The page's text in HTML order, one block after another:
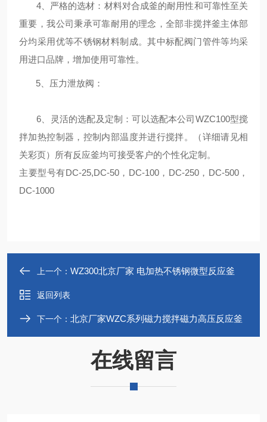
4、 严格的选材 ： 材料对合成釜的耐用性和可靠性至关
重要，我公司秉承可靠耐用的理念，全部非搅拌釜主体部
分均采用优等不锈钢材料制成。其中标配阀门管件等均采
用进口品牌，增加使用可靠性。
5、 压力泄放阀 ：
6、 灵活的选配及定制 ：可以选配本公司WZC100型搅
拌加热控制器，控制内部温度并进行搅拌。（详细请见相
关彩页）所有反应釜均可接受客户的个性化定制。
主要型号有DC-25,DC-50，DC-100，DC-250，DC-500，
DC-1000
上一个： WZ300北京厂家 电加热不锈钢微型反应釜
返回列表
下一个： 北京厂家WZC系列磁力搅拌磁力高压反应釜
在线留言